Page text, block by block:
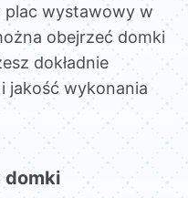
plac wystawowy w
obejrzeć domki
dokładnie
jakość wykonania
domki